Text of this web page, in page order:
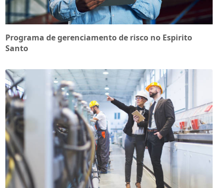
Programa de gerenciamento de risco no Espirito
Santo